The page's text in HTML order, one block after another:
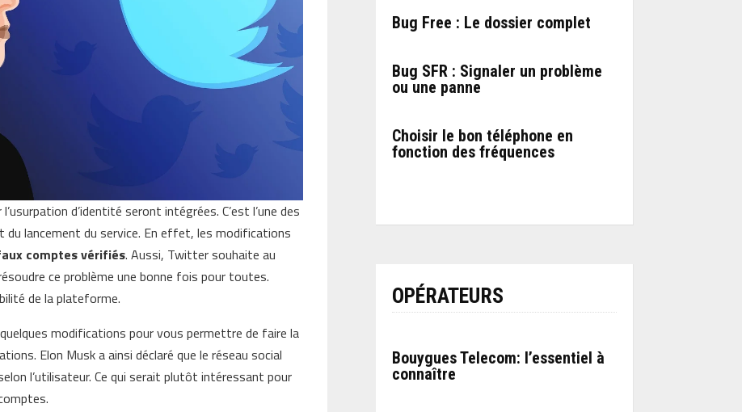
d’identité seront intégrées. C’est l’une des
du lancement du service. En effet, les modifications
comptes vérifiés. Aussi, Twitter souhaite au
ce problème une bonne fois pour toutes.
de la plateforme.
modifications pour vous permettre de faire la
Elon Musk a ainsi déclaré que le réseau social
l’utilisateur. Ce qui serait plutôt intéressant pour
Bug Free : Le dossier complet
Bug SFR : Signaler un problème
ou une panne
Choisir le bon téléphone en
fonction des fréquences
OPÉRATEURS
Bouygues Telecom: l’essentiel à
connaître